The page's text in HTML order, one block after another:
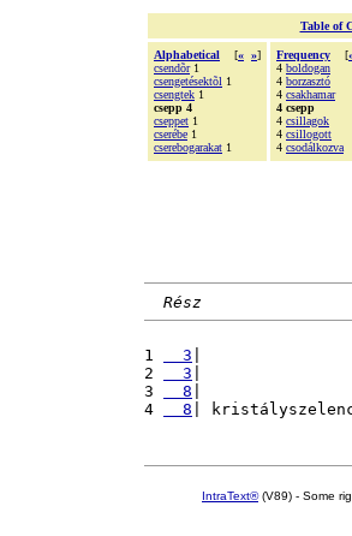
Table of
Alphabetical [« »]
csendõr1
csengetésektõl 1
csengtek 1
csepp 4
cseppet 1
cserébe 1
cserebogarakat 1
Frequency [
4 boldogan
4 borzasztó
4 csakhamar
4 csepp
4 csillagok
4 csillogott
4 csodálkozva
Rész
1
  3
|
2
  3
3
  8
|
4
  8
|
IntraText®(V89) - Some